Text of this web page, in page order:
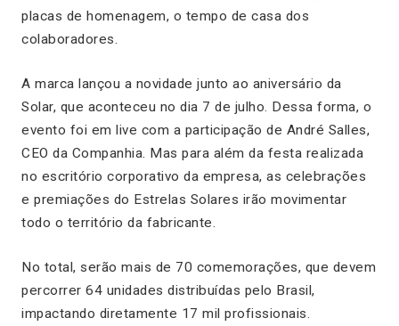
placas de homenagem, o tempo de casa dos
colaboradores.
A marca lançou a novidade junto ao aniversário da
Solar, que aconteceu no dia 7 de julho. Dessa forma, o
evento foi em live com a participação de André Salles,
CEO da Companhia. Mas para além da festa realizada
no escritório corporativo da empresa, as celebrações
e premiações do Estrelas Solares irão movimentar
todo o território da fabricante.
No total, serão mais de 70 comemorações, que devem
percorrer 64 unidades distribuídas pelo Brasil,
impactando diretamente 17 mil profissionais.